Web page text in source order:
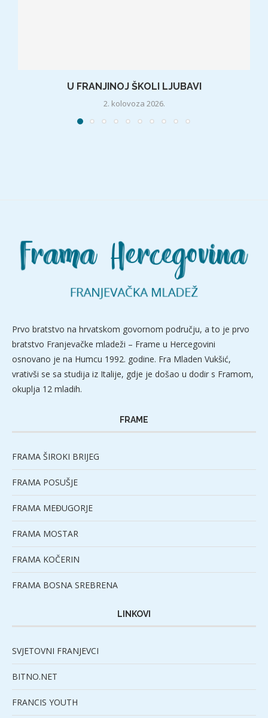
U FRANJINOJ ŠKOLI LJUBAVI
2. kolovoza 2026.
Prvo bratstvo na hrvatskom govornom području, a to je prvo
bratstvo Franjevačke mladeži – Frame u Hercegovini
osnovano je na Humcu 1992. godine. Fra Mladen Vukšić,
vrativši se sa studija iz Italije, gdje je došao u dodir s Framom,
okuplja 12 mladih.
FRAME
FRAMA ŠIROKI BRIJEG
FRAMA POSUŠJE
FRAMA MEĐUGORJE
FRAMA MOSTAR
FRAMA KOČERIN
FRAMA BOSNA SREBRENA
LINKOVI
SVJETOVNI FRANJEVCI
BITNO.NET
FRANCIS YOUTH